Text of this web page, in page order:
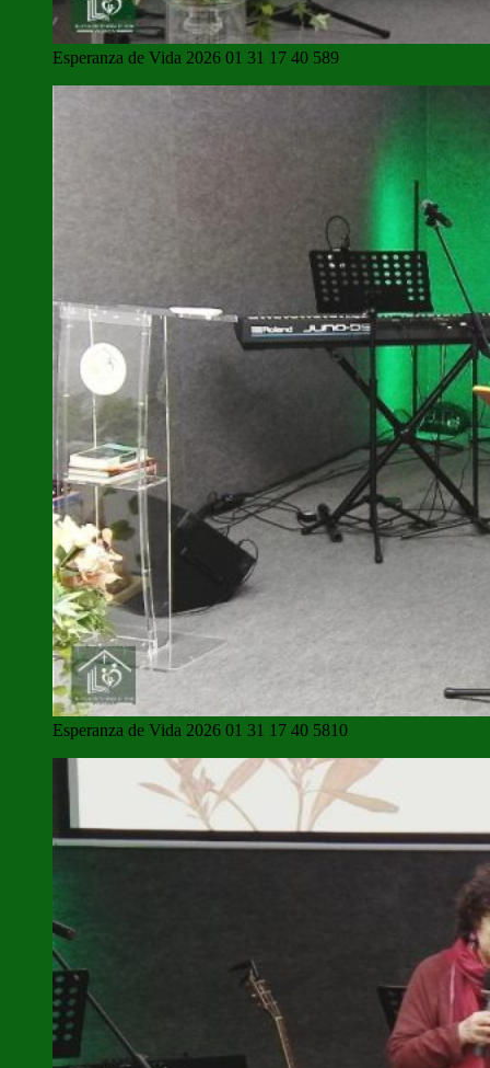
Esperanza de Vida 2026 01 31 17 40 589
Esperanza de Vida 2026 01 31 17 40 5810